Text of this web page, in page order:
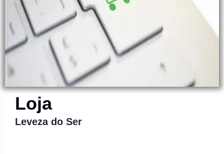
Loja
Leveza do Ser